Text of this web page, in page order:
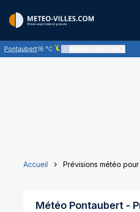
Pontaubert16 °C
Ciel dégagé - quasiment
Accueil Prévisions météo
Météo Pontaubert-